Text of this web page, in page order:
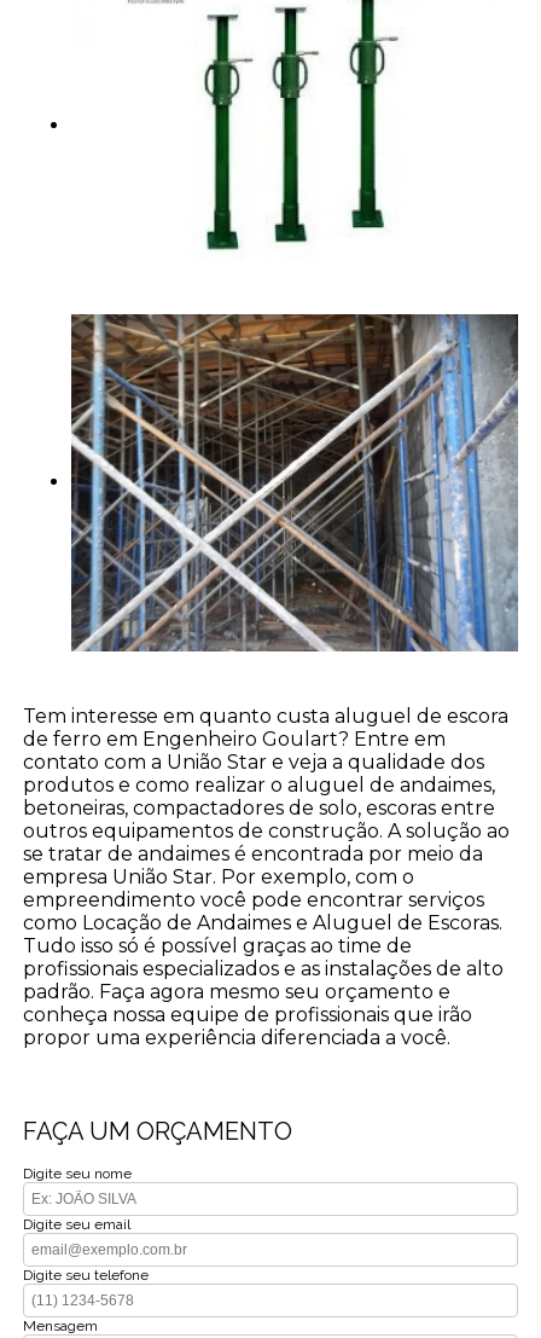
Tem interesse em quanto custa aluguel de escora
de ferro em Engenheiro Goulart? Entre em
contato com a União Star e veja a qualidade dos
produtos e como realizar o aluguel de andaimes,
betoneiras, compactadores de solo, escoras entre
outros equipamentos de construção. A solução ao
se tratar de andaimes é encontrada por meio da
empresa União Star. Por exemplo, com o
empreendimento você pode encontrar serviços
como Locação de Andaimes e Aluguel de Escoras.
Tudo isso só é possível graças ao time de
profissionais especializados e as instalações de alto
padrão. Faça agora mesmo seu orçamento e
conheça nossa equipe de profissionais que irão
propor uma experiência diferenciada a você.
FAÇA UM ORÇAMENTO
Digite seu nome
Digite seu email
Digite seu telefone
Mensagem